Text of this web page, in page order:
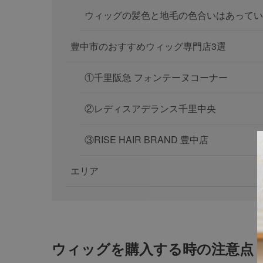
ウィッグの髪色と地毛の色合いはあって
豊中市のおすすめウィッグ専門店3選
①千里阪急 フォンテーヌコーナー
②レディスアデランス千里中央
③RISE HAIR BRAND 豊中店
エリア
ウィッグを購入する時の注意点